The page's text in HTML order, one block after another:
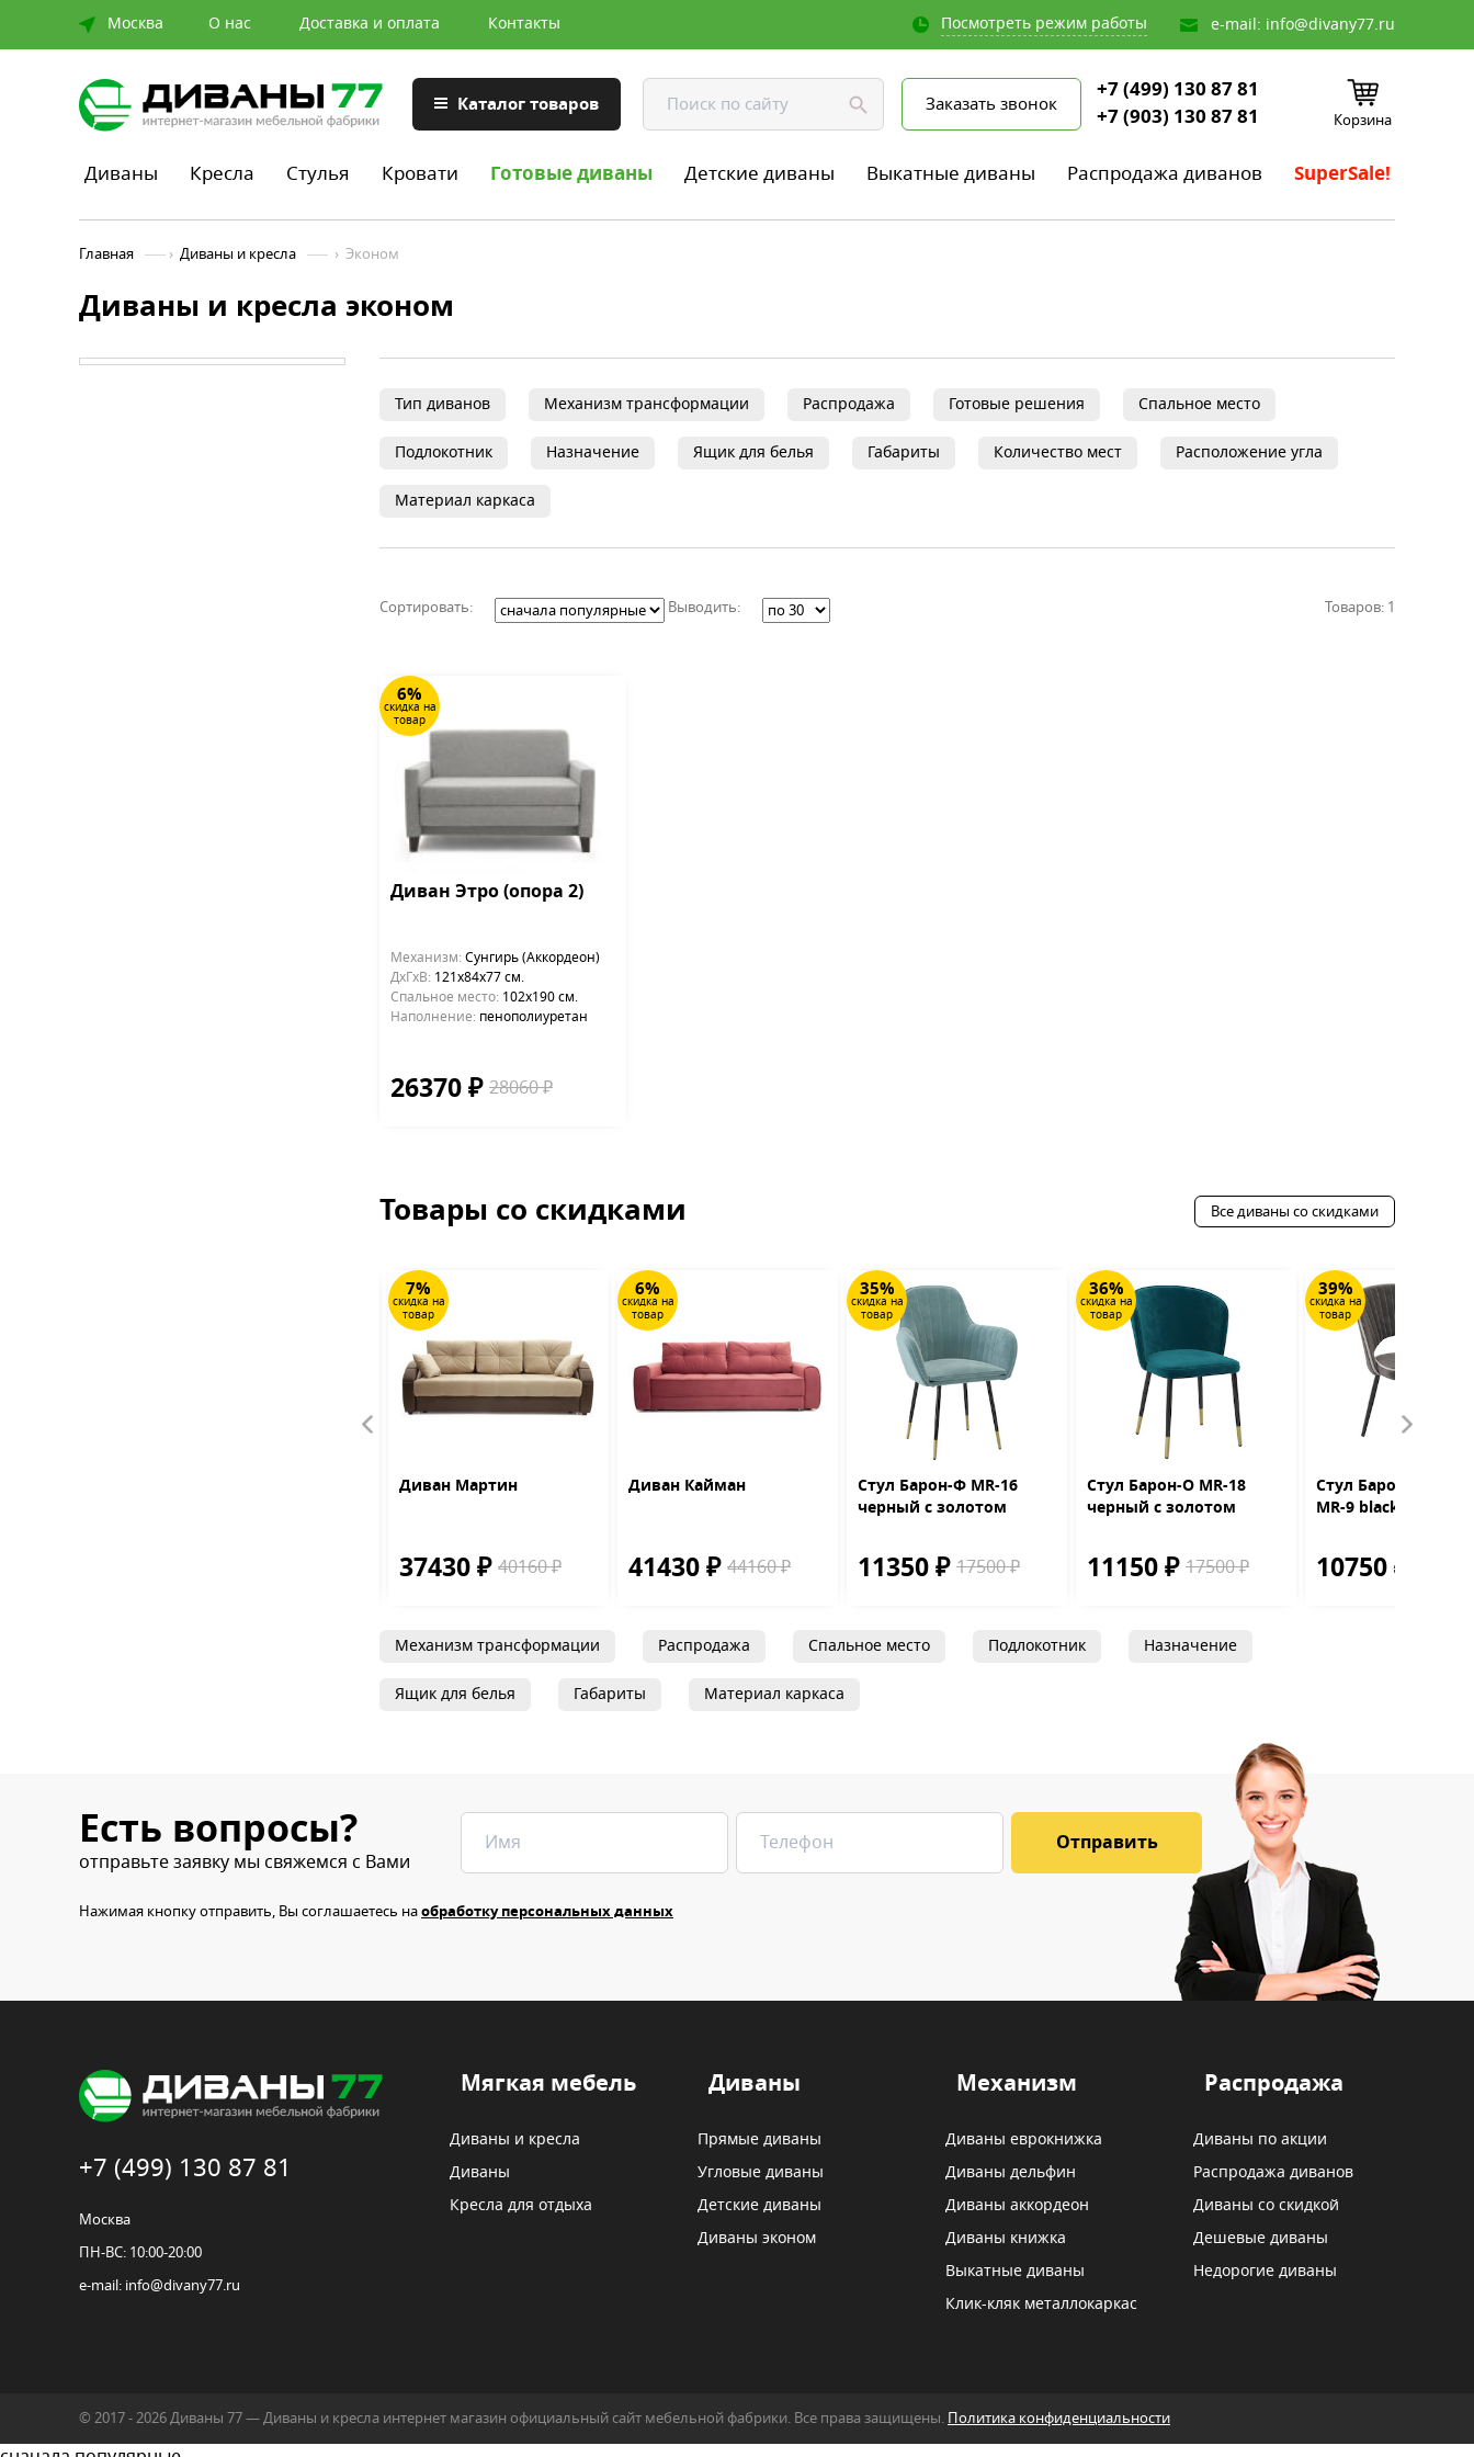
Москва О нас Доставка и оплата Контакты e-mail: info@divany77.ru
Посмотреть режим работы
Каталог товаров Заказать звонок
+7 (499) 130 87 81
+7 (903) 130 87 81
Корзина
Диваны Кресла Стулья Кровати Готовые диваны Детские диваны Выкатные диваны Распродажа диванов SuperSale!
Главная › Диваны и кресла › Эконом
Диваны и кресла эконом
Тип диванов Механизм трансформации Распродажа Готовые решения Спальное место
Подлокотник Назначение Ящик для белья Габариты Количество мест Расположение угла
Материал каркаса
Сортировать: Выводить: Товаров: 1
6%
скидка на
товар
Диван Этро (опора 2)
Механизм: Сунгирь (Аккордеон)
ДхГхВ: 121х84x77 см.
Cпальное место: 102х190 см.
Наполнение: пенополиуретан
26370 ₽ 28060 ₽
Товары со скидками Все диваны со скидками
7%
скидка на
товар
Диван Мартин
37430 ₽ 40160 ₽
6%
скидка на
товар
Диван Кайман
41430 ₽ 44160 ₽
35%
скидка на
товар
Стул Барон-Ф MR-16
черный с золотом
11350 ₽ 17500 ₽
36%
скидка на
товар
Стул Барон-О MR-18
черный с золотом
11150 ₽ 17500 ₽
39%
скидка на
товар
Стул Барон-М Голд
MR-9 black
10750 ₽
Механизм трансформации Распродажа Спальное место Подлокотник Назначение
Ящик для белья Габариты Материал каркаса
Есть вопросы?
отправьте заявку мы свяжемся с Вами
Нажимая кнопку отправить, Вы соглашаетесь наобработку персональных данных
+7 (499) 130 87 81
Москва
ПН-ВС: 10:00-20:00
e-mail: info@divany77.ru
Мягкая мебель
Диваны и кресла
Диваны
Кресла для отдыха
Диваны
Прямые диваны
Угловые диваны
Детские диваны
Диваны эконом
Механизм
Диваны еврокнижка
Диваны дельфин
Диваны аккордеон
Диваны книжка
Выкатные диваны
Клик-кляк металлокаркас
Распродажа
Диваны по акции
Распродажа диванов
Диваны со скидкой
Дешевые диваны
Недорогие диваны
© 2017 - 2026 Диваны 77 — Диваны и кресла интернет магазин официальный сайт мебельной фабрики. Все права защищены. Политика конфиденциальности